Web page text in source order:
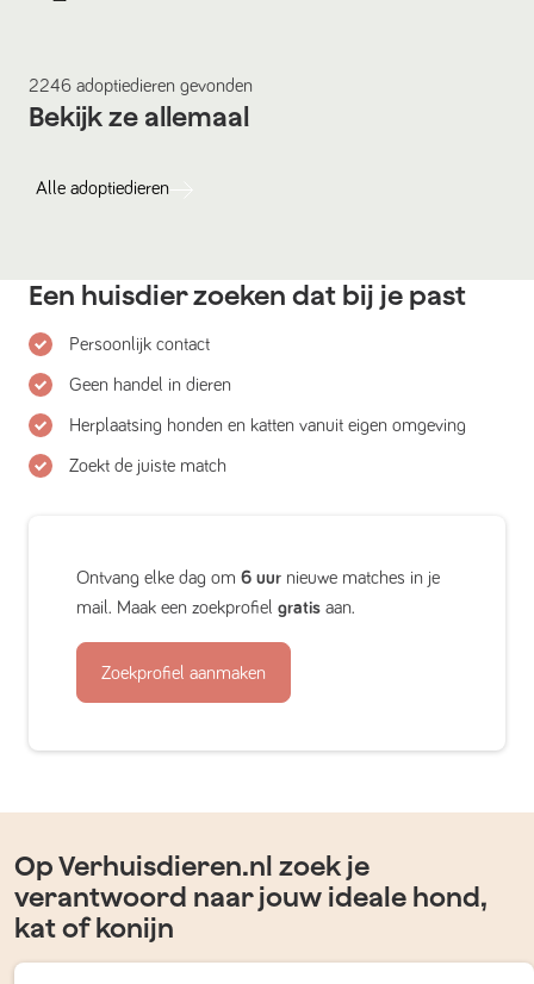
2246 adoptiedieren gevonden
Bekijk ze allemaal
Alle adoptiedieren
Een huisdier zoeken dat bij je past
Persoonlijk contact
Geen handel in dieren
Herplaatsing honden en katten vanuit eigen omgeving
Zoekt de juiste match
Ontvang elke dag om 6 uur nieuwe matches in je
mail. Maak een zoekprofiel gratis aan.
Zoekprofiel aanmaken
Op Verhuisdieren.nl zoek je
verantwoord naar jouw ideale hond,
kat of konijn